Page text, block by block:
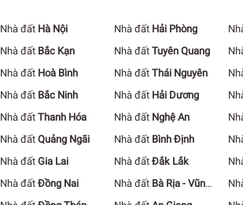
Nhà đất Hà Nội Nhà đất Hải Phòng
Nhà đất Bắc Kạn Nhà đất Tuyên Quang
Nhà đất Hoà Bình Nhà đất Thái Nguyên
Nhà đất Bắc Ninh Nhà đất Hải Dương
Nhà đất Thanh Hóa Nhà đất Nghệ An
Nhà đất Quảng Ngãi Nhà đất Bình Định
Nhà đất Gia Lai Nhà đất Đắk Lắk
Nhà đất Đồng Nai Nhà đất Bà Rịa - Vũng